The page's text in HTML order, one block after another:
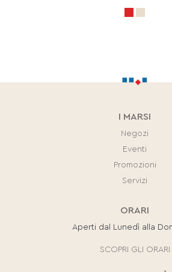
I MARSI
Negozi
Eventi
Promozioni
Servizi
ORARI
Aperti dal Lunedì alla
SCOPRI GLI ORARI